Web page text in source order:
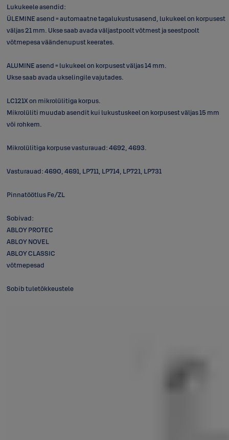
Lukukeele asendid:
ÜLEMINE asend = automaatne tagalukustusasend, lukukeel on korpusest
väljas 21 mm. Ukse saab avada väljastpoolt võtmest ja seestpoolt
võtmepesa väändenupust keerates.
ALUMINE asend = lukukeel on korpusest väljas 14 mm.
Ukse saab avada ukselingile vajutades.
LC121X on mikrolülitiga korpus.
Mikrolüliti muudab asendit kui lukustuskeel on korpusest väljas 15 mm
või rohkem.
Mikrolülitiga korpuse vasturauad: 4692, 4693.
Vasturauad: 4690, 4691, LP711, LP714, LP721, LP731
Pinnatöötlus Fe/ZL
Sobivad:
ABLOY PROTEC
ABLOY NOVEL
ABLOY CLASSIC
võtmepesad
Sobib tuletõkkeustele